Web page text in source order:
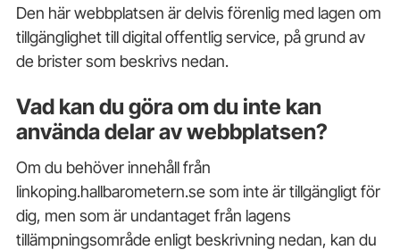
Den här webbplatsen är delvis förenlig med lagen om
tillgänglighet till digital offentlig service, på grund av
de brister som beskrivs nedan.
Vad kan du göra om du inte kan
använda delar av webbplatsen?
Om du behöver innehåll från
linkoping.hallbarometern.se som inte är tillgängligt för
dig, men som är undantaget från lagens
tillämpningsområde enligt beskrivning nedan, kan du